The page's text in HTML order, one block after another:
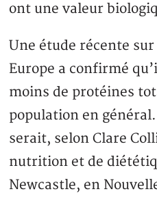
ont une valeur
Une étude récente
Europe a confirmé
moins de protéines
population en
serait, selon Clare
nutrition et de
Newcastle, en